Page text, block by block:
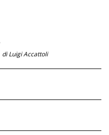
di Luigi Accattoli